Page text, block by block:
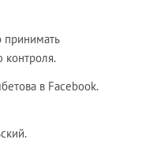
в Facebook.